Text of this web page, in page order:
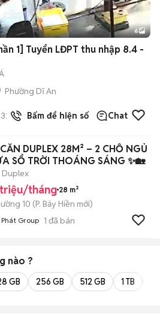
+2
6
1] Tuyển LĐPT thu nhập 8.4 -
Phường Dĩ An
32 đã bánBấm để hiện số Chat
DUPLEX 28M² – 2 CHỖ NGỦ
SỔ TRỜI THOÁNG SÁNG ✨🏡
Duplex
tháng 28 m²
10 (P. Bảy Hiền mới)
Group 1 đã bán
nào ?
GB 256 GB 512 GB 1 TB